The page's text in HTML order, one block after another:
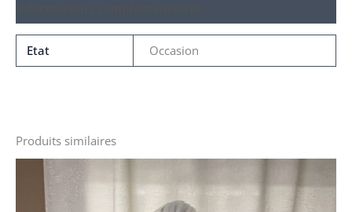
Etat Occasion
Produits similaires